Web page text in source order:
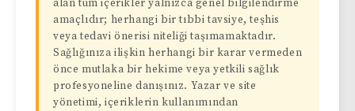
alan tüm içerikler yalnızca genel bilgilendirme
amaçlıdır; herhangi bir tıbbi tavsiye, teşhis
veya tedavi önerisi niteliği taşımamaktadır.
Sağlığınıza ilişkin herhangi bir karar vermeden
önce mutlaka bir hekime veya yetkili sağlık
profesyoneline danışınız. Yazar ve site
yönetimi, içeriklerin kullanımından